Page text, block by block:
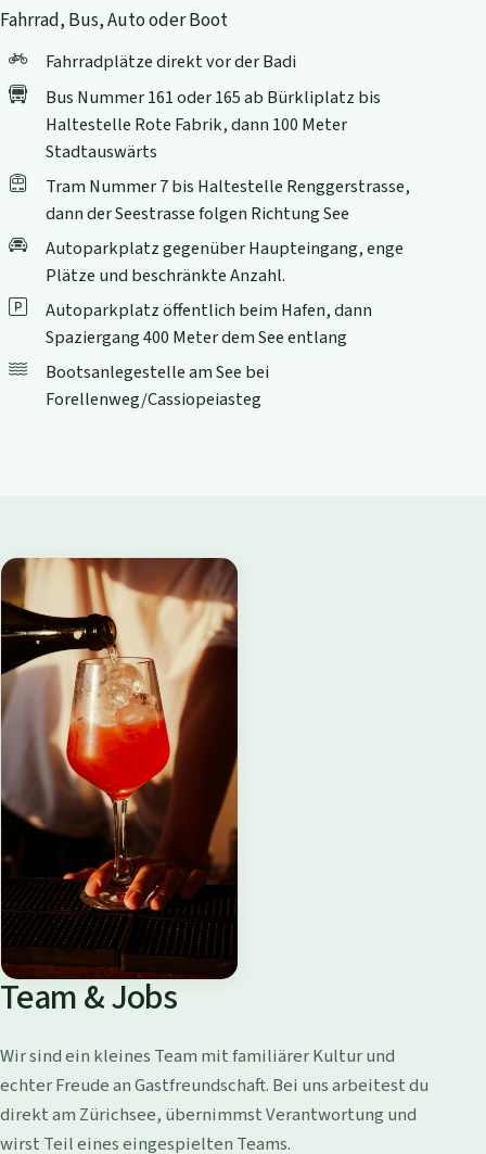
Fahrrad, Bus, Auto oder Boot
Fahrradplätze direkt vor der Badi
Bus Nummer 161 oder 165 ab Bürkliplatz bis
Haltestelle Rote Fabrik, dann 100 Meter
Stadtauswärts
Tram Nummer 7 bis Haltestelle Renggerstrasse,
dann der Seestrasse folgen Richtung See
Autoparkplatz gegenüber Haupteingang, enge
Plätze und beschränkte Anzahl.
Autoparkplatz öffentlich beim Hafen, dann
Spaziergang 400 Meter dem See entlang
Bootsanlegestelle am See bei
Forellenweg/Cassiopeiasteg
Team & Jobs
Wir sind ein kleines Team mit familiärer Kultur und
echter Freude an Gastfreundschaft. Bei uns arbeitest du
direkt am Zürichsee, übernimmst Verantwortung und
wirst Teil eines eingespielten Teams.